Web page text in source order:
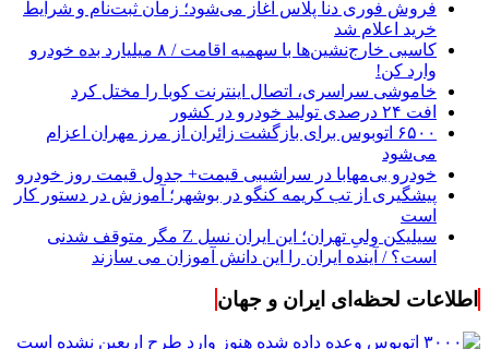
فروش فوری دنا پلاس آغاز می‌شود؛ زمان ثبت‌نام و شرایط
خرید اعلام شد
کاسبی خارج‌نشین‌ها با سهمیه اقامت / ۸ میلیارد بده خودرو
وارد کن!
خاموشی سراسری، اتصال اینترنت کوبا را مختل کرد
افت ۲۴ درصدی تولید خودرو در کشور
۶۵۰۰ اتوبوس برای بازگشت زائران از مرز مهران اعزام
می‌شود
خودرو بی‌مهابا در سراشیبی قیمت+ جدول قیمت روز خودرو
پیشگیری از تب کریمه کنگو در بوشهر؛ آموزش در دستور کار
است
سیلیکن ولیِ تهران؛ این ایران نسل Z مگر متوقف شدنی
است؟ / آینده ایران را این دانش آموزان می سازند
اطلاعات لحظه‌ای ایران و جهان